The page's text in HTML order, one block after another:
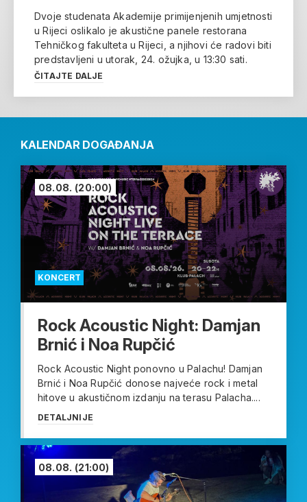
Dvoje studenata Akademije primijenjenih umjetnosti
u Rijeci oslikalo je akustične panele restorana
Tehničkog fakulteta u Rijeci, a njihovi će radovi biti
predstavljeni u utorak, 24. ožujka, u 13:30 sati.
ČITAJTE DALJE
KALENDAR DOGAĐANJA
KONCERT
08.08. (20:00)
Rock Acoustic Night: Damjan
Brnić i Noa Rupčić
Rock Acoustic Night ponovno u Palachu! Damjan
Brnić i Noa Rupčić donose najveće rock i metal
hitove u akustičnom izdanju na terasu Palacha....
DETALJNIJE
08.08. (21:00)